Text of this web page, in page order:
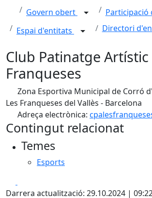
Govern obert
Participació
Espai d'entitats
Directori
Club Patinatge Artístic
Franqueses
Zona Esportiva Municipal de Corró
Les Franqueses del Vallès - Barcelona
Adreça electrònica:
Contingut relacionat
Temes
Esports
Darrera actualització: 29.10.2024 |